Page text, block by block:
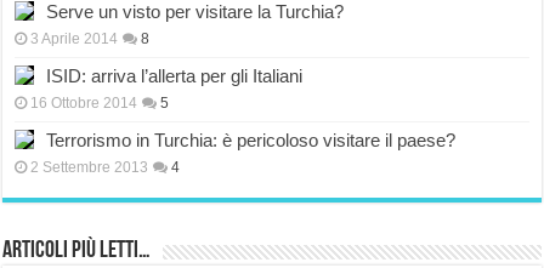
Serve un visto per visitare la Turchia?
3 Aprile 2014 8
ISID: arriva l’allerta per gli Italiani
16 Ottobre 2014 5
Terrorismo in Turchia: è pericoloso visitare il paese?
2 Settembre 2013 4
Articoli più Letti…